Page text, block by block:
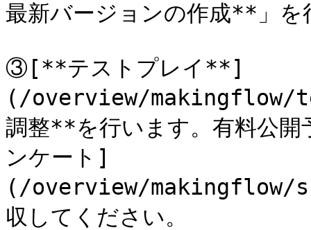
最新バージョンの作成**」を
③[**テストプレイ**]
(/overview/makingflow/
調整**を行います。有料公
ンケート]
(/overview/makingflow/
収してください。